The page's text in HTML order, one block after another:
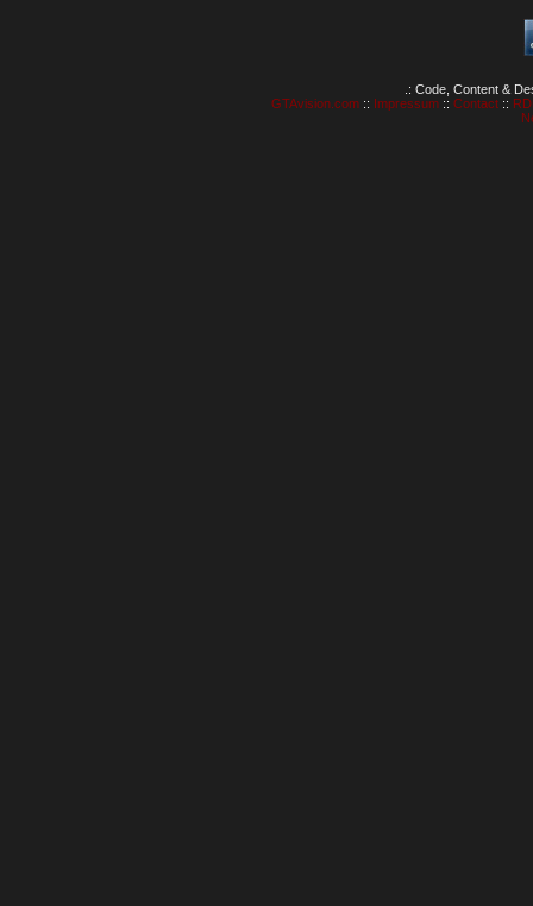
.: Code, Content &
GTAvision.com:: Impressum:: Contact::